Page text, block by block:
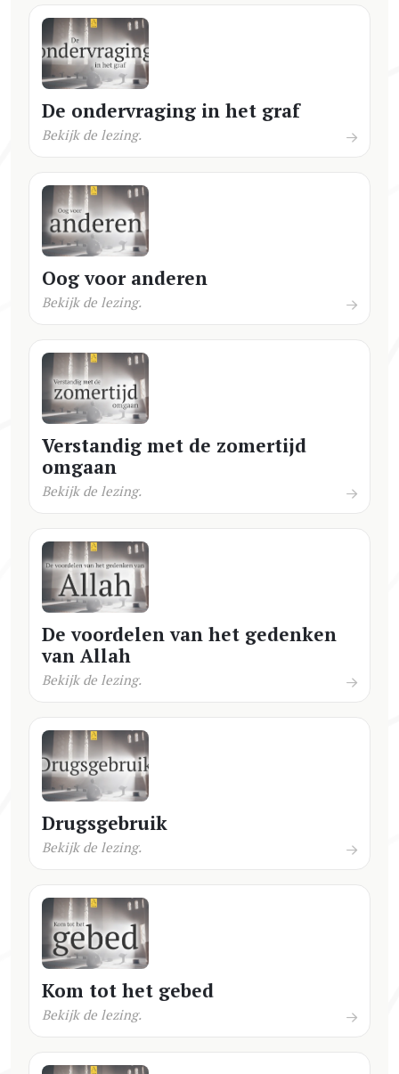
De ondervraging in het graf
Bekijk de lezing.
Oog voor anderen
Bekijk de lezing.
Verstandig met de zomertijd
omgaan
Bekijk de lezing.
De voordelen van het gedenken
van Allah
Bekijk de lezing.
Drugsgebruik
Bekijk de lezing.
Kom tot het gebed
Bekijk de lezing.